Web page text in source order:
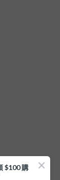
$100 購